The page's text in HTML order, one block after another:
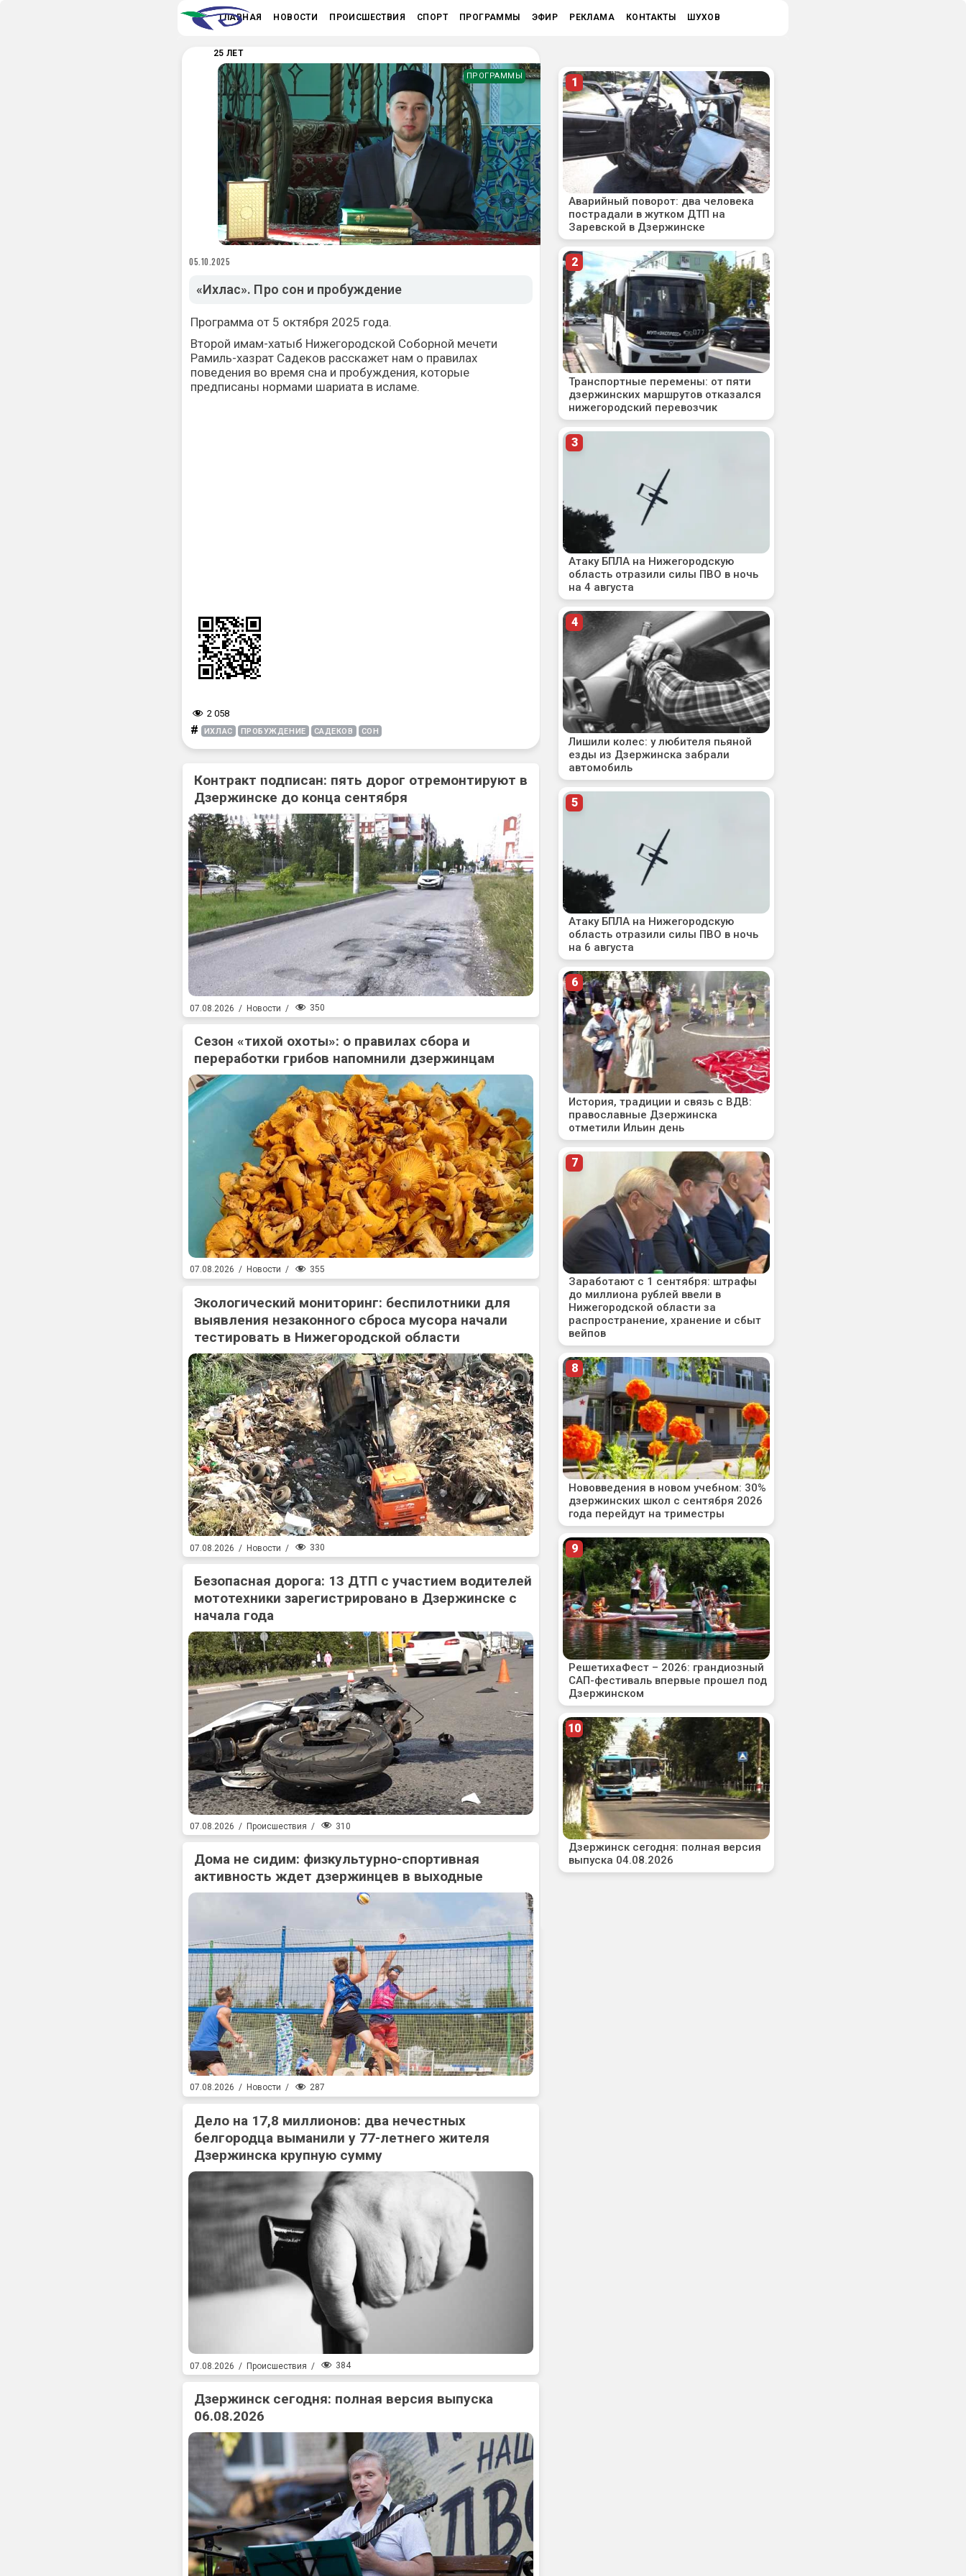
ГЛАВНАЯ НОВОСТИ ПРОИСШЕСТВИЯ СПОРТ ПРОГРАММЫ ЭФИР РЕКЛАМА КОНТАКТЫ ШУХОВ
25 ЛЕТ
ПРОГРАММЫ
05.10.2025
«Ихлас». Про сон и пробуждение
Программа от 5 октября 2025 года.
Второй имам-хатыб Нижегородской Соборной мечети
Рамиль-хазрат Садеков расскажет нам о правилах
поведения во время сна и пробуждения, которые
предписаны нормами шариата в исламе.
2 058
# ИХЛАС ПРОБУЖДЕНИЕ САДЕКОВ СОН
Контракт подписан: пять дорог отремонтируют в
Дзержинске до конца сентября
07.08.2026 / Новости / 350
Сезон «тихой охоты»: о правилах сбора и
переработки грибов напомнили дзержинцам
07.08.2026 / Новости / 355
Экологический мониторинг: беспилотники для
выявления незаконного сброса мусора начали
тестировать в Нижегородской области
07.08.2026 / Новости / 330
Безопасная дорога: 13 ДТП с участием водителей
мототехники зарегистрировано в Дзержинске с
начала года
07.08.2026 / Происшествия / 310
Дома не сидим: физкультурно-спортивная
активность ждет дзержинцев в выходные
07.08.2026 / Новости / 287
Дело на 17,8 миллионов: два нечестных
белгородца выманили у 77-летнего жителя
Дзержинска крупную сумму
07.08.2026 / Происшествия / 384
Дзержинск сегодня: полная версия выпуска
06.08.2026